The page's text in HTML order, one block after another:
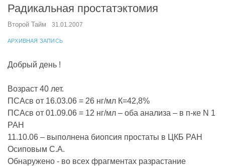
Радикальная простатэктомия
Второй Тайм 31.01.2007
АРХИВНАЯ ЗАПИСЬ
Добрый день !
Возраст 40 лет.
ПСАсв от 16.03.06 = 26 нг/мл К=42,8%
ПСАсв от 01.09.06 = 12 нг/мл – оба анализа – в п-ке N 1
РАН
11.10.06 – выполнена биопсия простаты в ЦКБ РАН
Осиповым С.А.
Обнаружено - во всех фрагментах разрастание